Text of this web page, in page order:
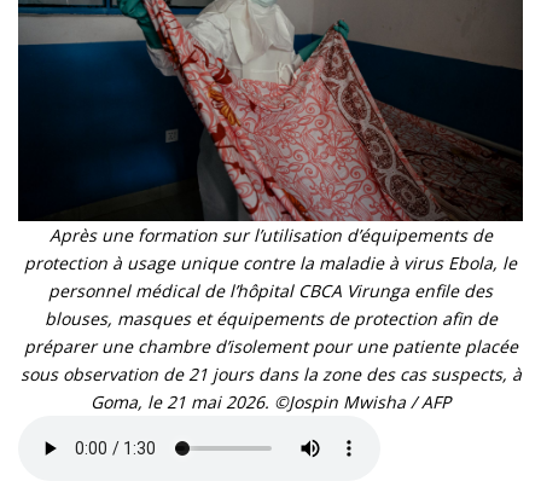
Après une formation sur l’utilisation d’équipements de
protection à usage unique contre la maladie à virus Ebola, le
personnel médical de l’hôpital CBCA Virunga enfile des
blouses, masques et équipements de protection afin de
préparer une chambre d’isolement pour une patiente placée
sous observation de 21 jours dans la zone des cas suspects, à
Goma, le 21 mai 2026. ©Jospin Mwisha / AFP